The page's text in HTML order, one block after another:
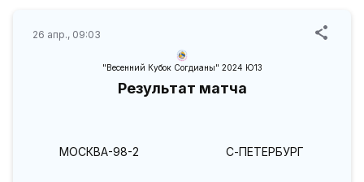
26 апр., 09:03
"Весенний Кубок Согдианы" 2024 Ю13
Результат матча
МОСКВА-98-2 С-ПЕТЕРБУРГ